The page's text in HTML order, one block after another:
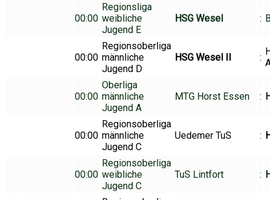
00:00
Regionsliga
weibliche
Jugend E
HSG Wesel :
00:00
Regionsoberliga
männliche
Jugend D
HSG Wesel II :
00:00
Oberliga
männliche
Jugend A
MTG Horst Essen :
00:00
Regionsoberliga
männliche
Jugend C
Uedemer TuS :
00:00
Regionsoberliga
weibliche
Jugend C
TuS Lintfort :